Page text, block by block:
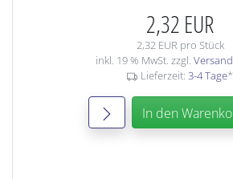
2,32 EUR
2,32 EUR pro Stück
inkl. 19 % MwSt. zzgl.
Lieferzeit: 3-4 Tage*
In den